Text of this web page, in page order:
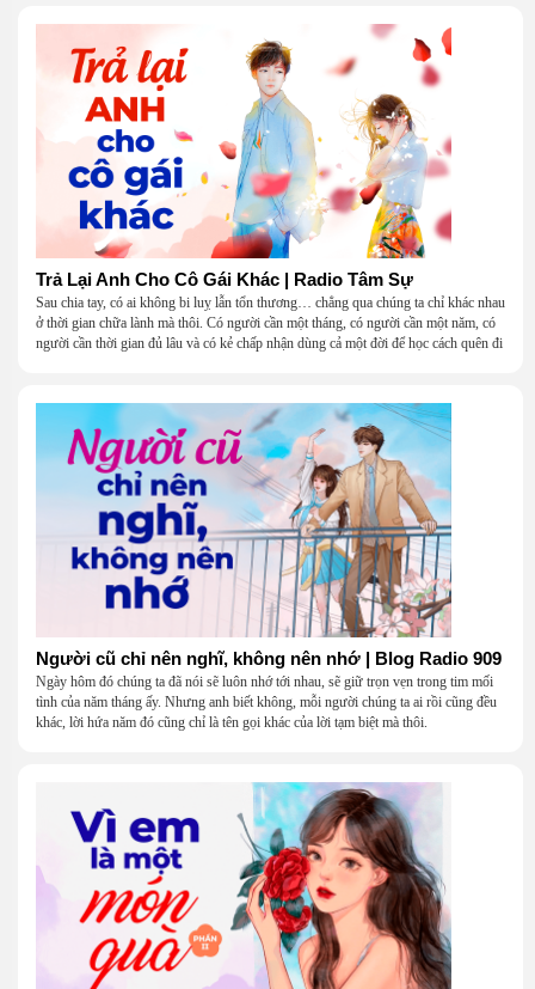
Trả Lại Anh Cho Cô Gái Khác | Radio Tâm Sự
Sau chia tay, có ai không bi luỵ lẫn tổn thương… chẳng qua chúng ta chỉ khác nhau
ở thời gian chữa lành mà thôi. Có người cần một tháng, có người cần một năm, có
người cần thời gian đủ lâu và có kẻ chấp nhận dùng cả một đời để học cách quên đi
Người cũ chỉ nên nghĩ, không nên nhớ | Blog Radio 909
Ngày hôm đó chúng ta đã nói sẽ luôn nhớ tới nhau, sẽ giữ trọn vẹn trong tim mối
tình của năm tháng ấy. Nhưng anh biết không, mỗi người chúng ta ai rồi cũng đều
khác, lời hứa năm đó cũng chỉ là tên gọi khác của lời tạm biệt mà thôi.